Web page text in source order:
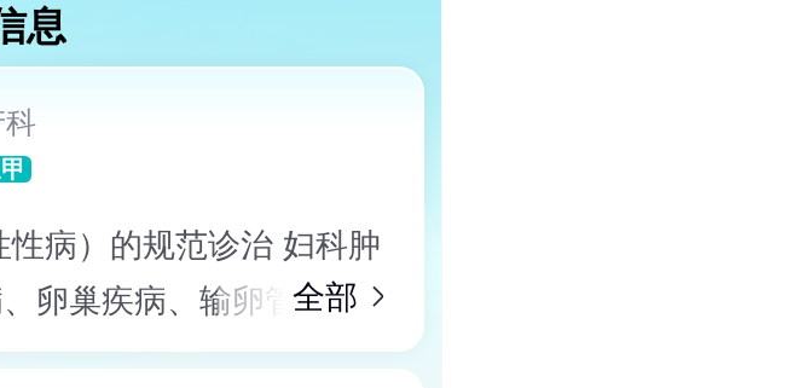
息
病）的规范诊治 妇科肿
卵巢疾病、输卵管疾病
娠、子宫切口妊娠及分
全部